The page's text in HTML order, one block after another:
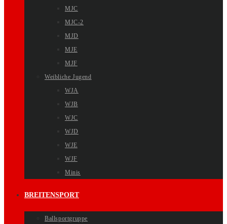
MJC
MJC-2
MJD
MJE
MJF
Weibliche Jugend
WJA
WJB
WJC
WJD
WJE
WJF
Minis
BREITENSPORT
Ballsportgruppe